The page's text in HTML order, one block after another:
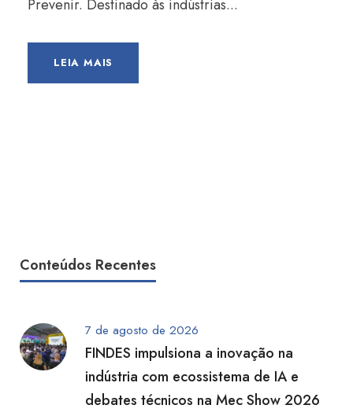
Prevenir. Destinado às indústrias...
LEIA MAIS
Conteúdos Recentes
7 de agosto de 2026
FINDES impulsiona a inovação na
indústria com ecossistema de IA e
debates técnicos na Mec Show 2026